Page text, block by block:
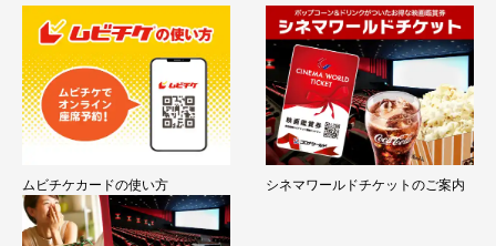
ムビチケカードの使い方 シネマワールドチケットのご案内